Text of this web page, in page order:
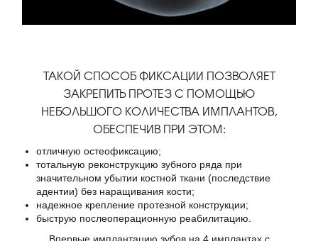
ТАКОЙ СПОСОБ ФИКСАЦИИ ПОЗВОЛЯЕТ
ЗАКРЕПИТЬ ПРОТЕЗ С ПОМОЩЬЮ
НЕБОЛЬШОГО КОЛИЧЕСТВА ИМПЛАНТОВ,
ОБЕСПЕЧИВ ПРИ ЭТОМ:
отличную остеофиксацию;
тотальную реконструкцию зубного ряда при
значительном убытии костной ткани (последствие
адентии) без наращивания кости;
надежное крепление протезной конструкции;
быструю послеоперационную реабилитацию.
Впервые имплантацию зубов на 4 имплантах с